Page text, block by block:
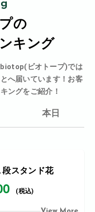
の
キング
ビオトープ)では
へ届いています！お客
ングをご紹介！
本日
段スタンド花
(税込)